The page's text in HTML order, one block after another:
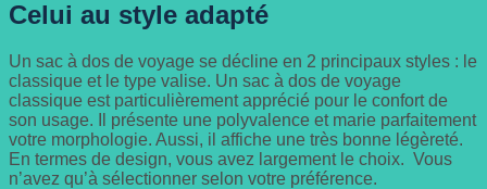
Celui au style adapté
Un sac à dos de voyage se décline en 2 principaux styles : le
classique et le type valise. Un sac à dos de voyage
classique est particulièrement apprécié pour le confort de
son usage. Il présente une polyvalence et marie parfaitement
votre morphologie. Aussi, il affiche une très bonne légèreté.
En termes de design, vous avez largement le choix. Vous
n’avez qu’à sélectionner selon votre préférence.